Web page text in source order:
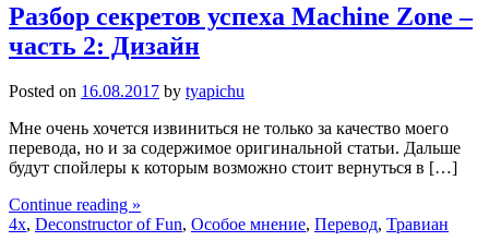
Разбор секретов успеха Machine Zone –
часть 2: Дизайн
Posted on 16.08.2017 by tyapichu
Мне очень хочется извиниться не только за качество моего
перевода, но и за содержимое оригинальной статьи. Дальше
будут спойлеры к которым возможно стоит вернуться в […]
Continue reading »
4x, Deconstructor of Fun, Особое мнение, Перевод, Травиан